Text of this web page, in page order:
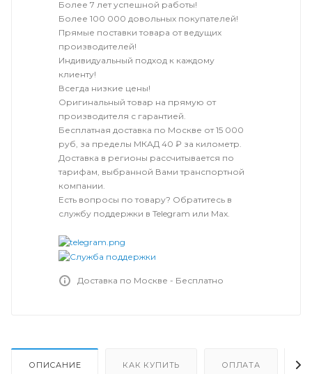
Более 7 лет успешной работы!
Более 100 000 довольных покупателей!
Прямые поставки товара от ведущих
производителей!
Индивидуальный подход к каждому
клиенту!
Всегда низкие цены!
Оригинальный товар на прямую от
производителя с гарантией.
Бесплатная доставка по Москве от 15 000
руб, за пределы МКАД 40 ₽ за километр.
Доставка в регионы рассчитывается по
тарифам, выбранной Вами транспортной
компании.
Есть вопросы по товару? Обратитесь в
службу поддержки в Telegram или Max.
Доставка по Москве - Бесплатно
ОПИСАНИЕ КАК КУПИТЬ ОПЛАТА